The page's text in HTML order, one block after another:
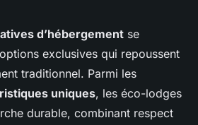
d’hébergement se
exclusives qui repoussent
traditionnel. Parmi les
uniques, les éco-lodges
durable, combinant respect